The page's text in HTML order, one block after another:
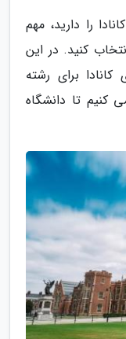
را دارید، مهم
کنید. در این
برای رشته
کنیم تا دانشگاه